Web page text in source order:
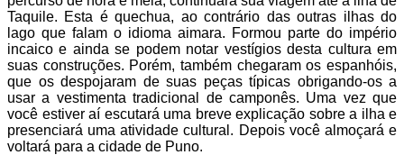
Taquile. Esta é quechua, ao contrário das outras ilhas do
lago que falam o idioma aimara. Formou parte do império
incaico e ainda se podem notar vestígios desta cultura em
suas construções. Porém, também chegaram os espanhóis,
que os despojaram de suas peças típicas obrigando-os a
usar a vestimenta tradicional de camponês. Uma vez que
você estiver aí escutará uma breve explicação sobre a ilha e
presenciará uma atividade cultural. Depois você almoçará e
voltará para a cidade de Puno.